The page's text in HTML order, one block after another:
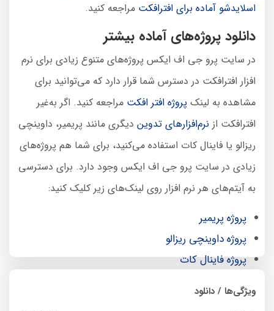
اسلایدشو آماده برای افترافکت مراجعه کنید.
دانلود پروژه‌های آماده بیشتر
در سایت پرو جی اف ایکس پروژه‌های متنوع زیادی برای نرم
افزار افترافکت در دسترس شما قرار دارد که می‌توانید برای
مشاهده به لینک پروژه افتر افکت مراجعه کنید. اگر به‌غیر
افترافکت از نرم‌افزارهای تدوین دیگری مانند پریمیر، داوینچی
ریزالو یا فاینال کات استفاده می‌کنید، برای شما هم پروژه‌های
زیادی در سایت پرو جی اف ایکس وجود دارد. برای دسترسی
به آیتم‌های هر نرم افزار روی لینک‌های زیر کلیک کنید:
پروژه پریمیر
پروژه داوینچی ریزالو
پروژه فاینال کات
همچنین می‌توانید برای مشاهده تمام پروژه‌های آماده در یک
ویژگی‌ها / دانلود